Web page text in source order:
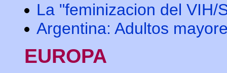
La "feminizacion del VIH/
Argentina: Adultos
EUROPA